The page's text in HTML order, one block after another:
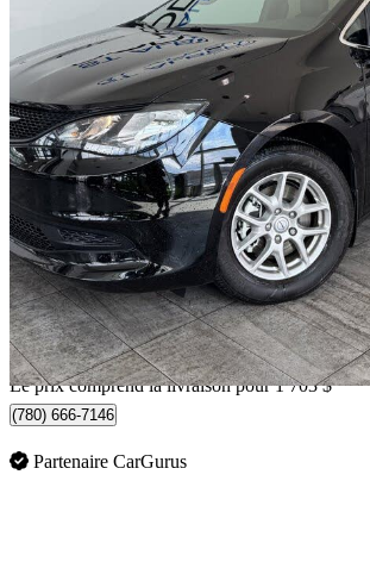
2026 Chrysler Grand Caravan
SXT FWD 5 195 km
47 103 $
826 $/mois env.
Livraison à domicile de St. Albert, AB
Le prix comprend la livraison pour 1 703 $
(780) 666-7146
Partenaire CarGurus